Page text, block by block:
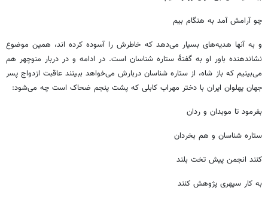
چو آرامش آمد به هنگام بیم
و به آنها هدیه‌های بسیار می‌دهد که خاطرش را آسوده کرده اند، همین موضوع
نشاندهنده باور او به گفتۀ ستاره شناسان است. در ادامه و در دربار منوچهر هم
می‌بینیم که باز شاه، از ستاره شناسان دربارش می‌خواهد ببینند عاقبت ازدواج پسر
جهان پهلوان ایران با دختر مهراب کابلی که پشت پنجم ضحاک است چه می‌شود:
بفرمود تا موبدان و ردان
ستاره شناسان و هم بخردان
کنند انجمن پیش تخت بلند
به کار سپهری پژوهش کنند